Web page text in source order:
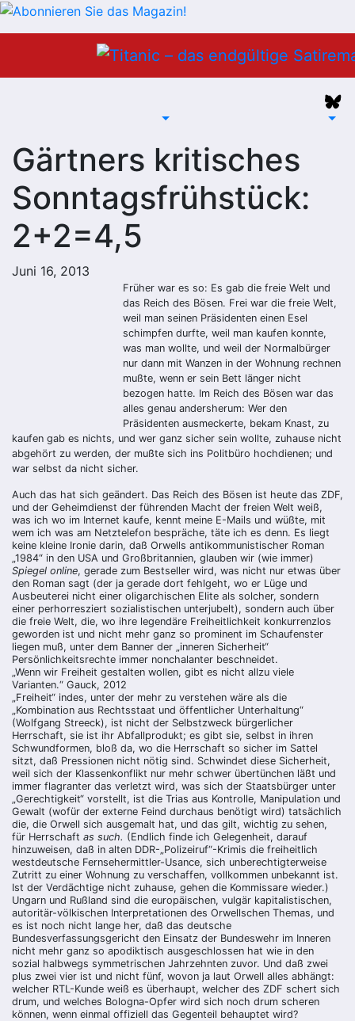
Gärtners kritisches
Sonntagsfrühstück:
2+2=4,5
Juni 16, 2013
Früher war es so: Es gab die freie Welt und
das Reich des Bösen. Frei war die freie Welt,
weil man seinen Präsidenten einen Esel
schimpfen durfte, weil man kaufen konnte,
was man wollte, und weil der Normalbürger
nur dann mit Wanzen in der Wohnung rechnen
mußte, wenn er sein Bett länger nicht
bezogen hatte. Im Reich des Bösen war das
alles genau andersherum: Wer den
Präsidenten ausmeckerte, bekam Knast, zu
kaufen gab es nichts, und wer ganz sicher sein wollte, zuhause nicht
abgehört zu werden, der mußte sich ins Politbüro hochdienen; und
war selbst da nicht sicher.
Auch das hat sich geändert. Das Reich des Bösen ist heute das ZDF,
und der Geheimdienst der führenden Macht der freien Welt weiß,
was ich wo im Internet kaufe, kennt meine E-Mails und wüßte, mit
wem ich was am Netztelefon bespräche, täte ich es denn. Es liegt
keine kleine Ironie darin, daß Orwells antikommunistischer Roman
„1984“ in den USA und Großbritannien, glauben wir (wie immer)
Spiegel online, gerade zum Bestseller wird, was nicht nur etwas über
den Roman sagt (der ja gerade dort fehlgeht, wo er Lüge und
Ausbeuterei nicht einer oligarchischen Elite als solcher, sondern
einer perhorresziert sozialistischen unterjubelt), sondern auch über
die freie Welt, die, wo ihre legendäre Freiheitlichkeit konkurrenzlos
geworden ist und nicht mehr ganz so prominent im Schaufenster
liegen muß, unter dem Banner der „inneren Sicherheit“
Persönlichkeitsrechte immer nonchalanter beschneidet.
„Wenn wir Freiheit gestalten wollen, gibt es nicht allzu viele
Varianten.“ Gauck, 2012
„Freiheit“ indes, unter der mehr zu verstehen wäre als die
„Kombination aus Rechtsstaat und öffentlicher Unterhaltung“
(Wolfgang Streeck), ist nicht der Selbstzweck bürgerlicher
Herrschaft, sie ist ihr Abfallprodukt; es gibt sie, selbst in ihren
Schwundformen, bloß da, wo die Herrschaft so sicher im Sattel
sitzt, daß Pressionen nicht nötig sind. Schwindet diese Sicherheit,
weil sich der Klassenkonflikt nur mehr schwer übertünchen läßt und
immer flagranter das verletzt wird, was sich der Staatsbürger unter
„Gerechtigkeit“ vorstellt, ist die Trias aus Kontrolle, Manipulation und
Gewalt (wofür der externe Feind durchaus benötigt wird) tatsächlich
die, die Orwell sich ausgemalt hat, und das gilt, wichtig zu sehen,
für Herrschaft as such. (Endlich finde ich Gelegenheit, darauf
hinzuweisen, daß in alten DDR-„Polizeiruf“-Krimis die freiheitlich
westdeutsche Fernsehermittler-Usance, sich unberechtigterweise
Zutritt zu einer Wohnung zu verschaffen, vollkommen unbekannt ist.
Ist der Verdächtige nicht zuhause, gehen die Kommissare wieder.)
Ungarn und Rußland sind die europäischen, vulgär kapitalistischen,
autoritär-völkischen Interpretationen des Orwellschen Themas, und
es ist noch nicht lange her, daß das deutsche
Bundesverfassungsgericht den Einsatz der Bundeswehr im Inneren
nicht mehr ganz so apodiktisch ausgeschlossen hat wie in den
sozial halbwegs symmetrischen Jahrzehnten zuvor. Und daß zwei
plus zwei vier ist und nicht fünf, wovon ja laut Orwell alles abhängt:
welcher RTL-Kunde weiß es überhaupt, welcher des ZDF schert sich
drum, und welches Bologna-Opfer wird sich noch drum scheren
können, wenn einmal offiziell das Gegenteil behauptet wird?